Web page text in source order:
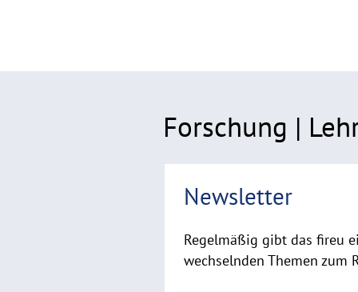
Forschung |
Newsletter
Regelmäßig gibt das fireu
wechselnden Themen zum